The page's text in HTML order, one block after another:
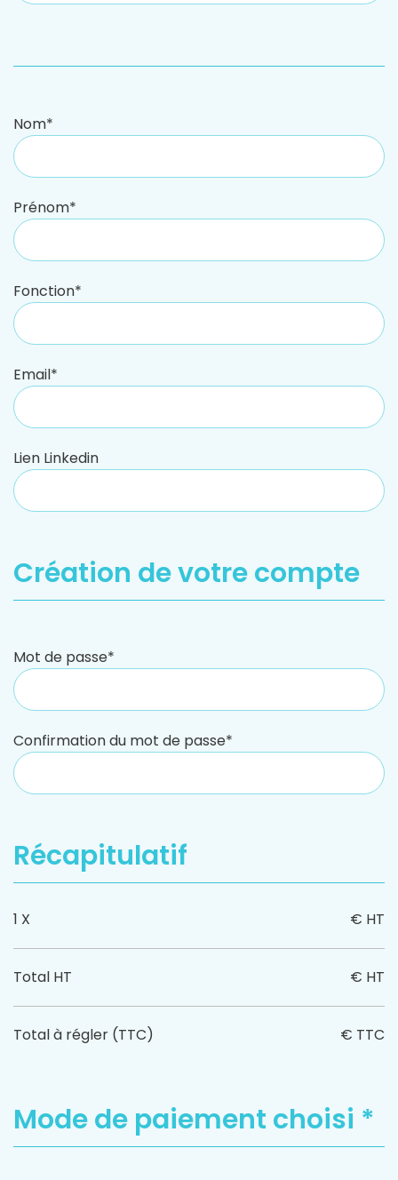
Nom*
Prénom*
Fonction*
Email*
Lien Linkedin
Création de votre compte
Mot de passe*
Confirmation du mot de passe*
Récapitulatif
1 X € HT
Total HT € HT
Total à régler (TTC) € TTC
Mode de paiement choisi *